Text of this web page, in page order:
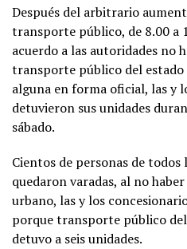
Después del arbitrario
transporte público, de 8.00 a
acuerdo a las autoridades no
transporte público del
alguna en forma oficial, las y
detuvieron sus unidades
sábado.
Cientos de personas de
quedaron varadas, al no
urbano, las y los
porque transporte público
detuvo a seis unidades.